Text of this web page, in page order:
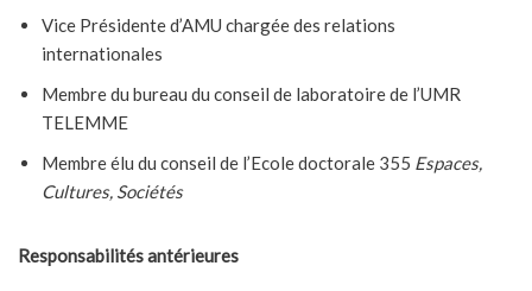
Vice Présidente d’AMU chargée des relations
internationales
Membre du bureau du conseil de laboratoire de l’UMR
TELEMME
Membre élu du conseil de l’Ecole doctorale 355 Espaces,
Cultures, Sociétés
Responsabilités antérieures